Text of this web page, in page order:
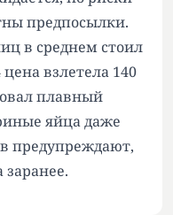
предпосылки.
в среднем стоил
взлетела 140
плавный
яйца даже
предупреждают,
заранее.